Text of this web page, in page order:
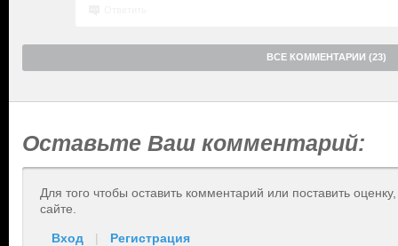
ВСЕ КОММЕНТАРИИ (23)
Оставьте Ваш комментарий:
Для того чтобы оставить комментарий или поставить
сайте.
Вход | Регистрация